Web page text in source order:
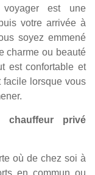
est une
votre arrivée à
soyez emmené
charme ou beauté
est confortable et
facile lorsque vous
chauffeur privé
où de chez soi à
en commun ou